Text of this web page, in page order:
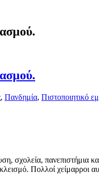
, Πανδημία, Πιστοποιητικό
σχολεία, πανεπιστήμια
Πολλοί χείμαρροι